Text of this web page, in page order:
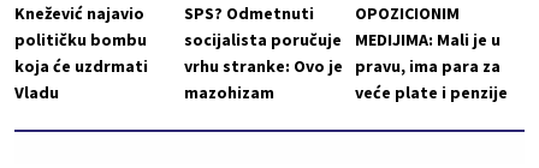
Knežević najavio
političku bombu
koja će uzdrmati
Vladu
SPS? Odmetnuti
socijalista poručuje
vrhu stranke: Ovo je
mazohizam
OPOZICIONIM
MEDIJIMA: Mali je u
pravu, ima para za
veće plate i penzije